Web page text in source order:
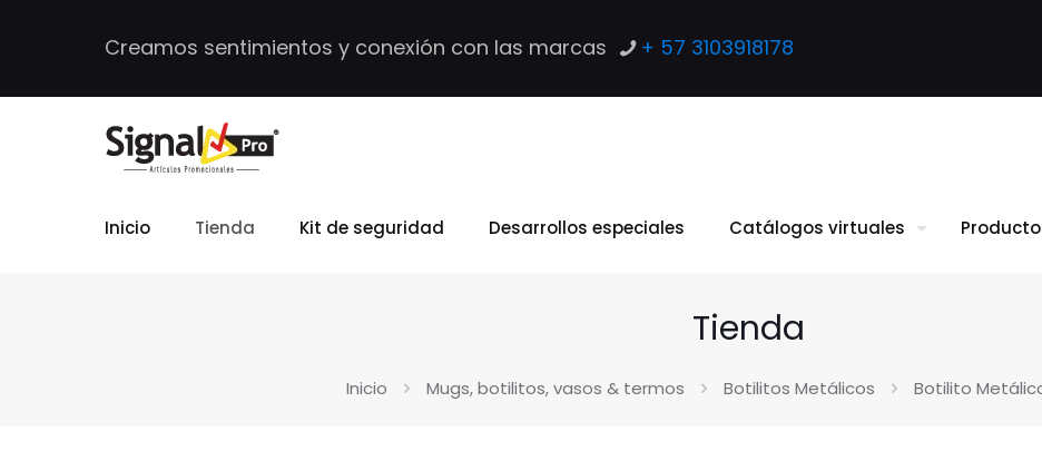
Creamos sentimientos y conexión con las marcas + 57 3103918178
Inicio Tienda Kit de seguridad Desarrollos especiales Catálogos virtuales
Tienda
Inicio Mugs, botilitos, vasos & termos Botilitos Metálicos Botilito